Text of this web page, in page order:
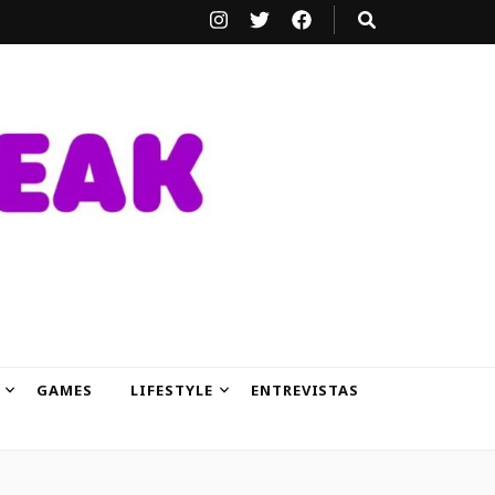
GAMES LIFESTYLE ENTREVISTAS